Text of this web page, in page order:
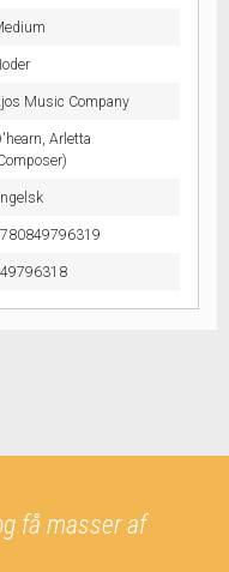
Music Company
Arletta
få masser af